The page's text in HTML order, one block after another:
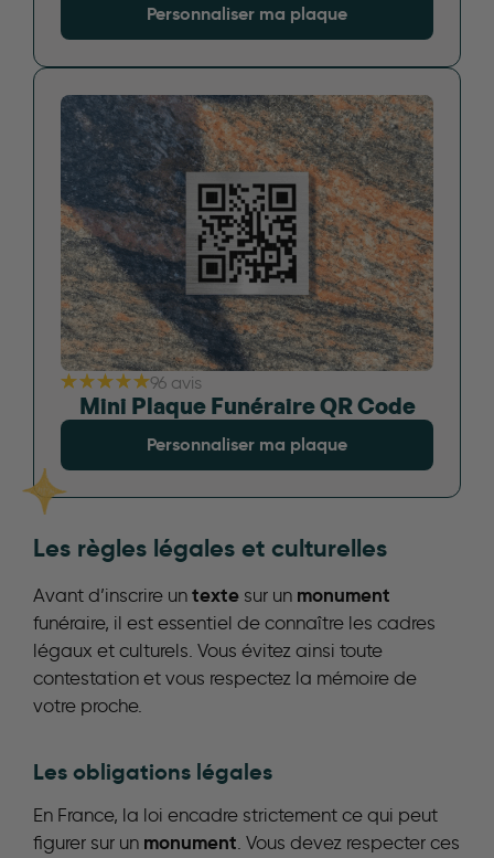
Personnaliser ma plaque
96 avis
Mini Plaque Funéraire QR Code
Personnaliser ma plaque
Les règles légales et culturelles
Avant d’inscrire un texte sur un monument
funéraire, il est essentiel de connaître les cadres
légaux et culturels. Vous évitez ainsi toute
contestation et vous respectez la mémoire de
votre proche.
Les obligations légales
En France, la loi encadre strictement ce qui peut
figurer sur un monument. Vous devez respecter ces